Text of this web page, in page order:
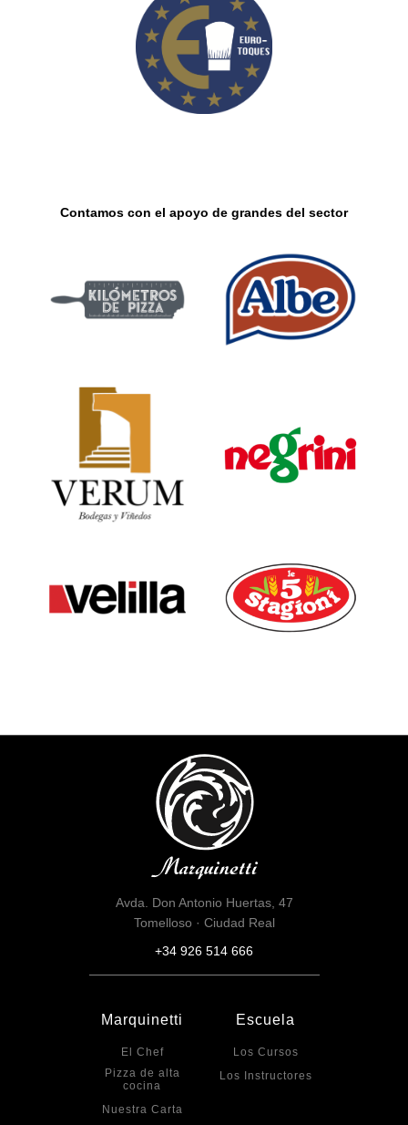
Contamos con el apoyo de grandes del sector
Avda. Don Antonio Huertas, 47
Tomelloso · Ciudad Real
+34 926 514 666
Marquinetti
El Chef
Pizza de alta
cocina
Nuestra Carta
Escuela
Los Cursos
Los Instructores